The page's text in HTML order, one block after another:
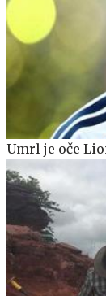
Umrl je oče